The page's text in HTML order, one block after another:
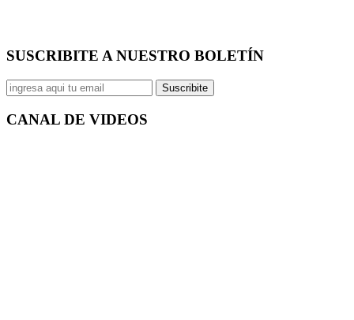
SUSCRIBITE A NUESTRO BOLETÍN
Suscribite
CANAL DE VIDEOS